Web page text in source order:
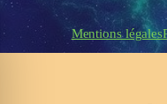
le
Mentions légales